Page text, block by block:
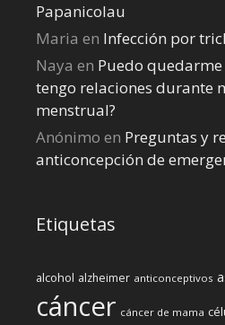
Papanicolau
Maria en Infección por
Naya en Puedo
tengo relaciones durante
menstrual?
Anónimo en Preguntas y
anticoncepción de
Etiquetas
alcohol alzheimer anticonceptivos
cáncer cáncer de mama